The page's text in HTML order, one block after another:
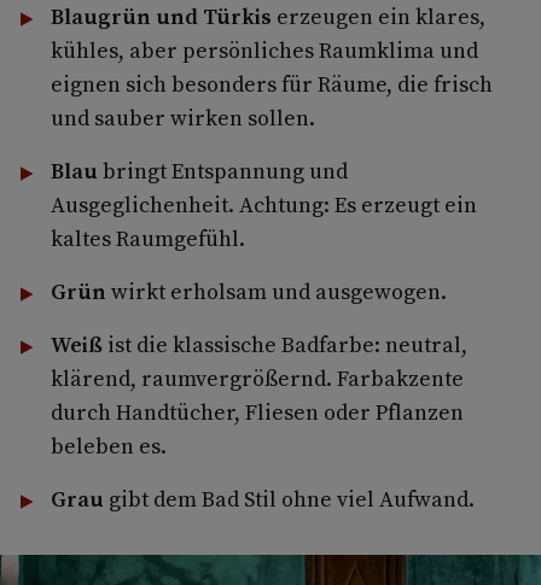
Blaugrün und Türkis erzeugen ein klares,
kühles, aber persönliches Raumklima und
eignen sich besonders für Räume, die frisch
und sauber wirken sollen.
Blau bringt Entspannung und
Ausgeglichenheit. Achtung: Es erzeugt ein
kaltes Raumgefühl.
Grün wirkt erholsam und ausgewogen.
Weißist die klassische Badfarbe: neutral,
klärend, raumvergrößernd. Farbakzente
durch Handtücher, Fliesen oder Pflanzen
beleben es.
Grau gibt dem Bad Stil ohne viel Aufwand.